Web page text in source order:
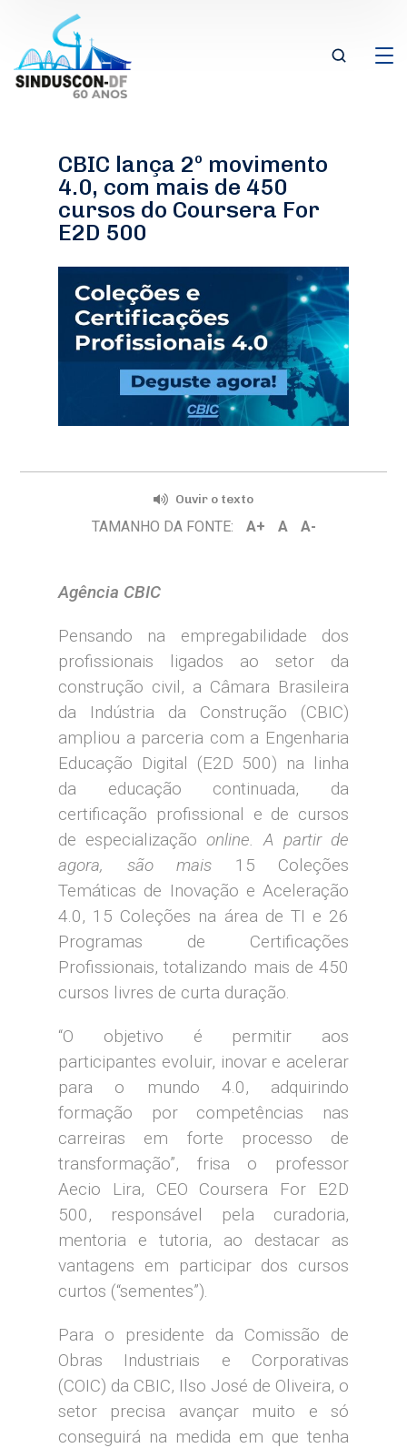
CBIC lança 2º movimento
4.0, com mais de 450
cursos do Coursera For
E2D 500
Ouvir o texto
TAMANHO DA FONTE: A+ A A-
Agência CBIC
Pensando na empregabilidade dos
profissionais ligados ao setor da
construção civil, a Câmara Brasileira
da Indústria da Construção (CBIC)
ampliou a parceria com a Engenharia
Educação Digital (E2D 500) na linha
da educação continuada, da
certificação profissional e de cursos
de especializaçãoonline. A partir de
agora, são mais 15 Coleções
Temáticas de Inovação e Aceleração
4.0, 15 Coleções na área de TI e 26
Programas de Certificações
Profissionais, totalizando mais de 450
cursos livres de curta duração.
“O objetivo é permitir aos
participantes evoluir, inovar e acelerar
para o mundo 4.0, adquirindo
formação por competências nas
carreiras em forte processo de
transformação”, frisa o professor
Aecio Lira, CEO Coursera For E2D
500, responsável pela curadoria,
mentoria e tutoria, ao destacar as
vantagens em participar dos cursos
curtos (“sementes”).
Para o presidente da Comissão de
Obras Industriais e Corporativas
(COIC) da CBIC, Ilso José de Oliveira, o
setor precisa avançar muito e só
conseguirá na medida em que tenha